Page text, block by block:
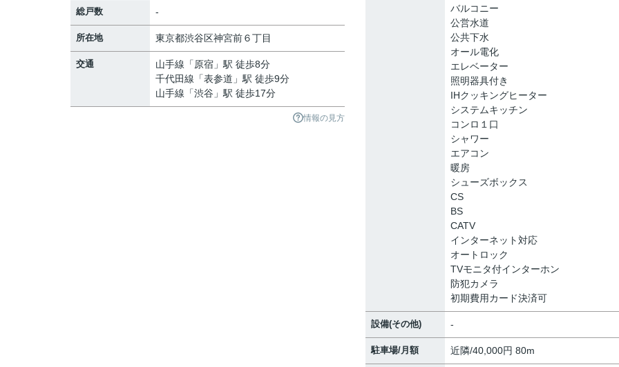
総戸数 -
所在地 東京都渋谷区神宮前６丁目
交通 山手線 「 原宿 」駅 徒歩8分
千代田線 「表参道 」駅 徒歩9分
山手線 「渋谷 」駅 徒歩17分
情報の見方
バルコニー
公営水道
公共下水
オール電化
エレベーター
照明器具付き
IHクッキングヒーター
システムキッチン
コンロ１口
シャワー
エアコン
暖房
シューズボックス
CS
BS
CATV
インターネット対応
オートロック
TVモニタ付インターホン
防犯カメラ
初期費用カード決済可
設備(その他) -
駐車場/月額 近隣/40,000円 80m